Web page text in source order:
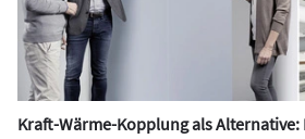
Kraft-Wärme-Kopplung als